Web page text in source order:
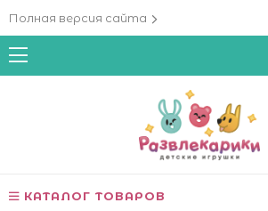
Полная версия сайта
КАТАЛОГ ТОВАРОВ